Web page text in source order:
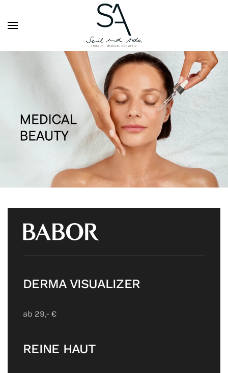
Zum Hauptinhalt springen
DERMA VISUALIZER
ab 29,- €
REINE HAUT